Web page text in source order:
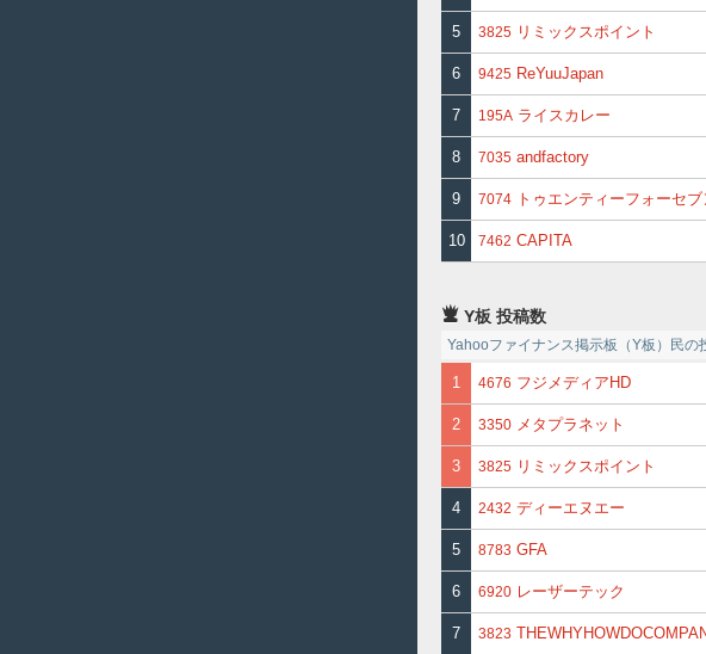
5 3825 リミックスポイント
6 9425 ReYuuJapan
7 195A ライスカレー
8 7035 andfactory
9 7074 トゥエンティーフォーセブ
10 7462 CAPITA
Y板 投稿数
Yahooファイナンス掲示板（Y板）民の
1 4676 フジメディアHD
2 3350 メタプラネット
3 3825 リミックスポイント
4 2432 ディーエヌエー
5 8783 GFA
6 6920 レーザーテック
7 3823